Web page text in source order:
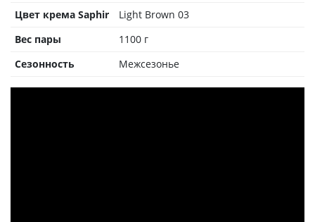
Цвет крема Saphir
Light Brown 03
Вес пары
1100 г
Сезонность
Межсезонье